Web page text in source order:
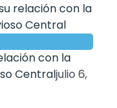
con la
Centraljulio 6,